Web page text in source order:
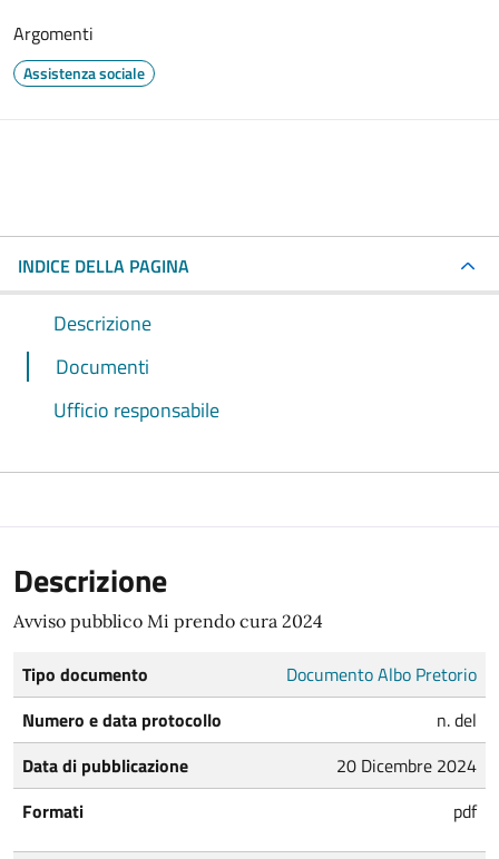
Argomenti
Assistenza sociale
INDICE DELLA PAGINA
Descrizione
Documenti
Ufficio responsabile
Descrizione
Avviso pubblico Mi prendo cura 2024
Tipo documento
Documento Albo Pretorio
Numero e data protocollo
n. del
Data di pubblicazione
20 Dicembre 2024
Formati
pdf